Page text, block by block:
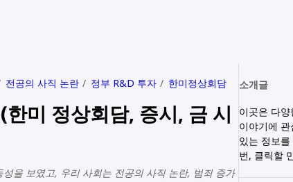
전공의 사직 논란 정부 R&D 투자 한미정상회담
미 정상회담, 증시, 금 시
을 보였고, 우리 사회는 전공의 사직 논란, 범죄 증가
소개글
이곳은 다
이야기에
있는 정보
번, 클릭할